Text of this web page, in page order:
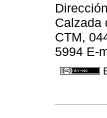
Calzada
CTM,
5994 E-